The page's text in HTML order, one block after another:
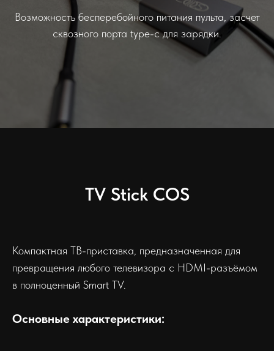
Возможность бесперебойного питания пульта, засчет
сквозного порта type-c для зарядки.
TV Stick COS
Компактная ТВ-приставка, предназначенная для
превращения любого телевизора с HDMI-разъёмом
в полноценный Smart TV.
Основные характеристики: